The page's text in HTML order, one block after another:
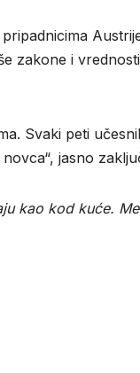
zakone i
Svaki peti
jasno
kao kod kuće.